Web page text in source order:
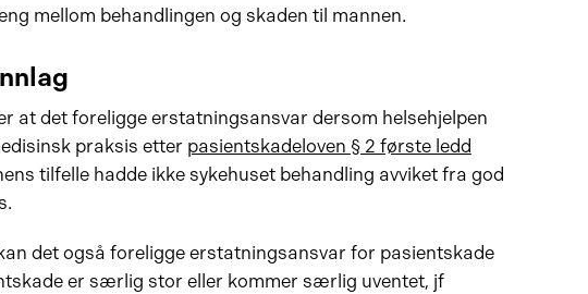
mellom behandlingen og skaden til mannen.
at det foreligge erstatningsansvar dersom helsehjelpen
praksis etter pasientskadeloven § 2 første ledd
tilfelle hadde ikke sykehuset behandling avviket fra god
det også foreligge erstatningsansvar for pasientskade
er særlig stor eller kommer særlig uventet, jf